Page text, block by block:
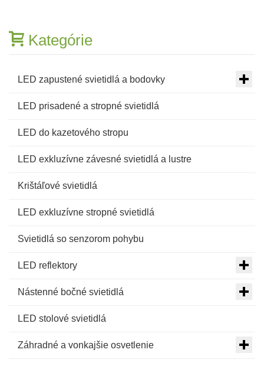
Kategórie
LED zapustené svietidlá a bodovky
LED prisadené a stropné svietidlá
LED do kazetového stropu
LED exkluzívne závesné svietidlá a lustre
Krištáľové svietidlá
LED exkluzívne stropné svietidlá
Svietidlá so senzorom pohybu
LED reflektory
Nástenné bočné svietidlá
LED stolové svietidlá
Záhradné a vonkajšie osvetlenie